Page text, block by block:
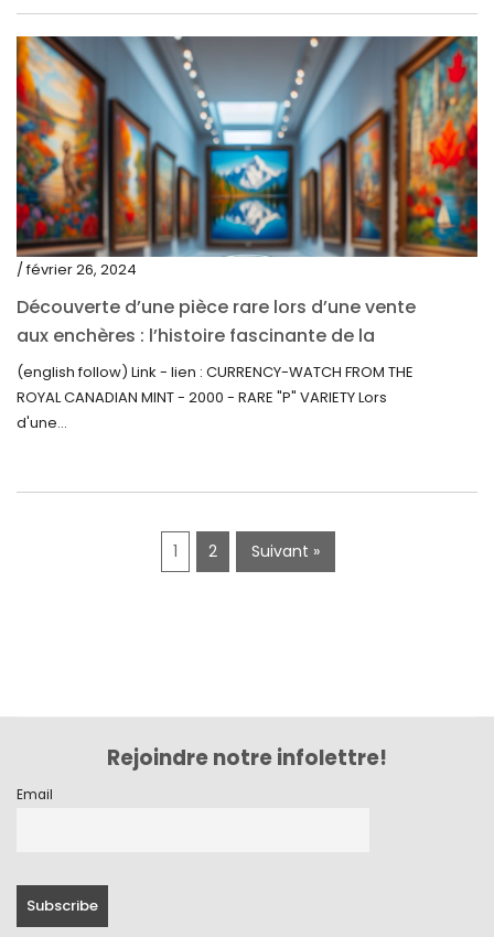
septembre 2020
juillet 2020
juin 2020
mai 2020
mars 2020
février 2020
décembre 2019
octobre 2019
septembre 2019
juin 2019
avril 2019
/ février 26, 2024
Découverte d’une pièce rare lors d’une vente
aux enchères : l’histoire fascinante de la
Monnaie-Montre de la Monnaie Royale du
Canada (2000) Rare Variété « P »
(english follow) Link - lien : CURRENCY-WATCH FROM THE
ROYAL CANADIAN MINT - 2000 - RARE "P" VARIETY Lors
d'une...
1 2 Suivant »
Rejoindre notre infolettre!
Email